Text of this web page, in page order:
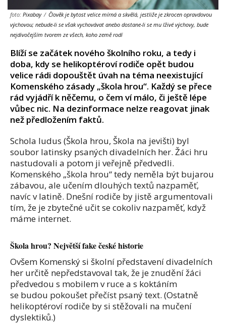
foto: Pixabay / Člověk je bytost velice mírná a skvělá, jestliže je zkrocen opravdovou
výchovou; nebude-li se však vychovávat anebo dostane-li se mu lživé výchovy, bude
nejdivočejším tvorem ze všech, koho země rodí
Blíží se začátek nového školního roku, a tedy i
doba, kdy se helikoptéroví rodiče opět budou
velice rádi dopouštět úvah na téma neexistující
Komenského zásady „škola hrou“. Každý se přece
rád vyjádří k něčemu, o čem ví málo, či ještě lépe
vůbec nic. Na dezinformace nelze reagovat jinak
než předložením faktů.
Schola ludus (Škola hrou, Škola na jevišti) byl
soubor latinsky psaných divadelních her. Žáci hru
nastudovali a potom ji veřejně předvedli.
Komenského „škola hrou“ tedy neměla být bujarou
zábavou, ale učením dlouhých textů nazpaměť,
navíc v latině. Dnešní rodiče by jistě argumentovali
tím, že je zbytečné učit se cokoliv nazpaměť, když
máme internet.
Škola hrou? Největší fake české historie
Ovšem Komenský si školní představení divadelních
her určitě nepředstavoval tak, že je znudění žáci
předvedou s mobilem v ruce a s koktáním
se budou pokoušet přečíst psaný text. (Ostatně
helikoptéroví rodiče by si stěžovali na mučení
dyslektiků.)